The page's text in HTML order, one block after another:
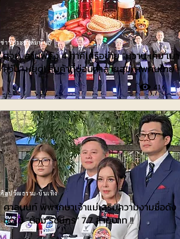
ศจย. สานพลัง 4 ภาคีเครือข่าย “หวาน เค็ม เมา
ควัน” หยุด! สินค้าที่บ่อนทำลายสุขภาพคนไทย
416
ข่าวประชาสัมพันธ์
ศาลนนท์ พิพากษาเจ้าแม่เสริมความงามชื่อดัง
ชดใช้ ”ต้อม รัชนีกร“ 7.7 ล้านบาท !!
ศิลปวัฒธรรม-บันเทิง